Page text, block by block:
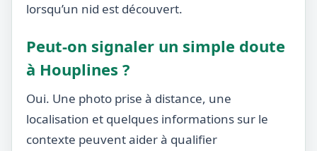
lorsqu’un nid est découvert.
Peut-on signaler un simple doute
à Houplines ?
Oui. Une photo prise à distance, une
localisation et quelques informations sur le
contexte peuvent aider à qualifier